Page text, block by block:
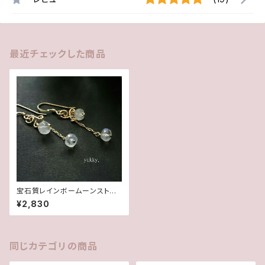
最近チェックした商品
宝石質レインボームーンストー
ン＊ピアス14kgf
¥2,830
同じカテゴリの商品